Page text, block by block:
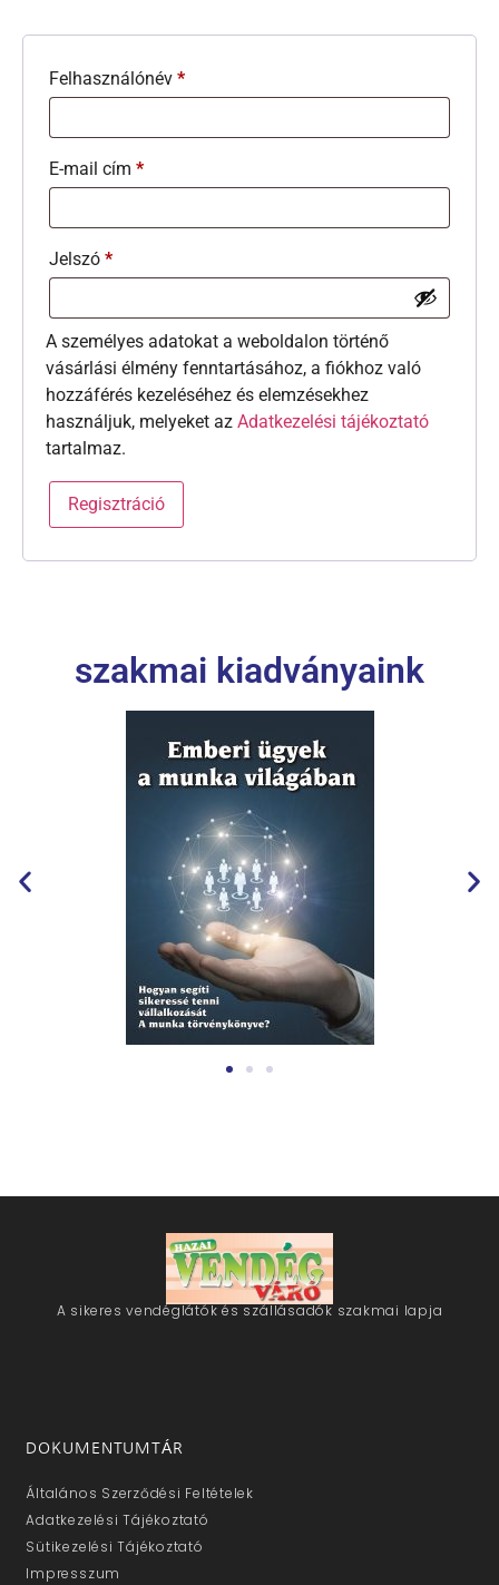
Felhasználónév *
E-mail cím *
Jelszó *
A személyes adatokat a weboldalon történő
vásárlási élmény fenntartásához, a fiókhoz való
hozzáférés kezeléséhez és elemzésekhez
használjuk, melyeket az Adatkezelési tájékoztató
tartalmaz.
Regisztráció
szakmai kiadványaink
A sikeres vendéglátók és szállásadók szakmai lapja
DOKUMENTUMTÁR
Általános Szerződési Feltételek
Adatkezelési Tájékoztató
Sütikezelési Tájékoztató
Impresszum